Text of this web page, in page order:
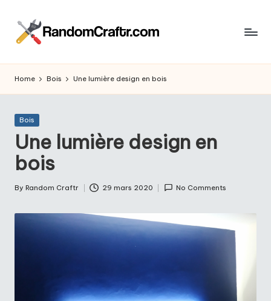
R
a
n
d
o
m
C
r
a
touche
tout
Home Bois Une lumière design en bois
Posted
Bois
Une lumière design en
bois
Posted
By Random Craftr 29 mars 2020 No Comments